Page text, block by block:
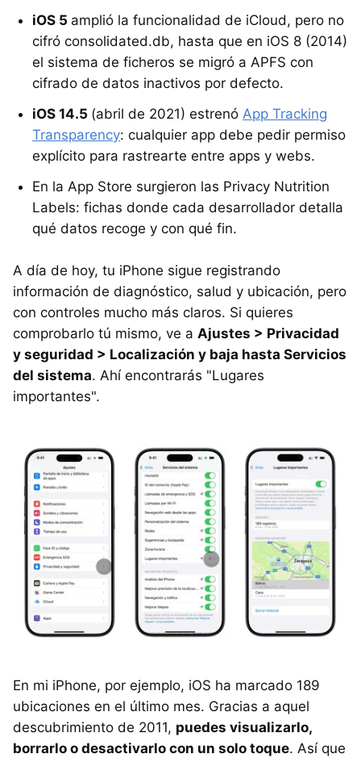
iOS 5 amplió la funcionalidad de iCloud, pero no
cifró consolidated.db, hasta que en iOS 8 (2014)
el sistema de ficheros se migró a APFS con
cifrado de datos inactivos por defecto.
iOS 14.5 (abril de 2021) estrenó App Tracking
Transparency: cualquier app debe pedir permiso
explícito para rastrearte entre apps y webs.
En la App Store surgieron las Privacy Nutrition
Labels: fichas donde cada desarrollador detalla
qué datos recoge y con qué fin.
A día de hoy, tu iPhone sigue registrando
información de diagnóstico, salud y ubicación, pero
con controles mucho más claros. Si quieres
comprobarlo tú mismo, ve a Ajustes > Privacidad
y seguridad > Localización y baja hasta Servicios
del sistema. Ahí encontrarás "Lugares
importantes".
En mi iPhone, por ejemplo, iOS ha marcado 189
ubicaciones en el último mes. Gracias a aquel
descubrimiento de 2011, puedes visualizarlo,
borrarlo o desactivarlo con un solo toque. Así que